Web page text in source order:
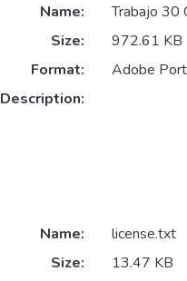
Name:
Trabajo 30
Size:
972.61 KB
Format:
Adobe
Description:
Name:
license.txt
Size:
13.47 KB